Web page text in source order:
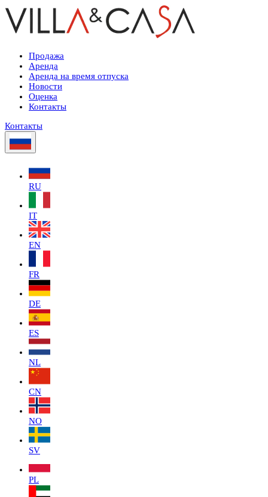
Продажа
Аренда
Аренда на время отпуска
Новости
Оценка
Контакты
Контакты
RU
IT
EN
FR
DE
ES
NL
CN
NO
SV
PL